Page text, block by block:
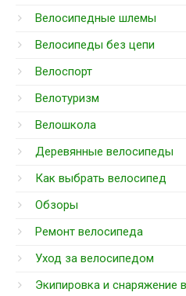
Велосипедные шлемы
Велосипеды без цепи
Велоспорт
Велотуризм
Велошкола
Деревянные велосипеды
Как выбрать велосипед
Обзоры
Ремонт велосипеда
Уход за велосипедом
Экипировка и снаряжение